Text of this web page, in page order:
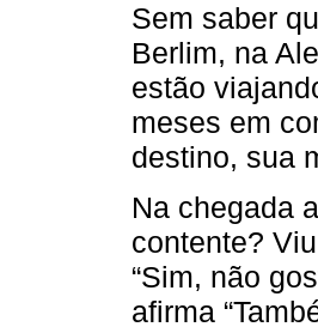
Sem saber
Berlim, na
estão
meses em
destino, sua
Na chegada
contente?
“Sim, não
afirma